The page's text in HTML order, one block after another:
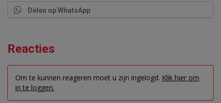
Delen op WhatsApp
Reacties
Om te kunnen reageren moet u zijn ingelogd. Klik hier om
in te loggen.